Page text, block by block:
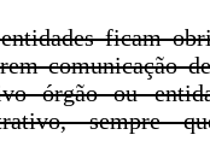
ficam
comunicação
órgão ou
sempre